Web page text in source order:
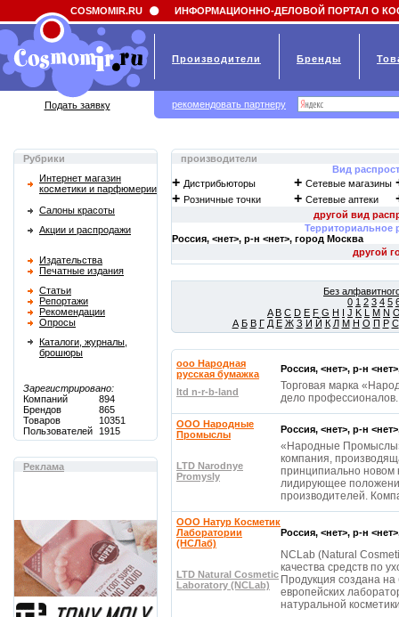
Field 'news_title' doesn't have a default value
Рубрики
Интернет магазин
косметики и парфюмерии
Салоны красоты
Акции и распродажи
Издательства
Печатные издания
Статьи
Репортажи
Рекомендации
Опросы
Каталоги, журналы,
брошюры
Зарегистрировано:
Компаний
894
Брендов
865
Товаров
10351
Пользователей
1915
Реклама
производители
Вид
+ Дистрибьюторы + Сетевые магазины
+ Розничные точки + Сетевые аптеки
Территориальное
Россия, <нет>, р-н <нет>, город Москва
Без
0 1 2 3 4 5
A B C D E F G H I J K L M N
А Б В Г Д Е Ж З И Й К Л М Н О П Р С
ооо Народная
русская бумажка
Россия, <нет>, р-н
ltd n-r-b-land
Торговая марка
дело
OOO Народные
Промыслы
Россия, <нет>, р-н
LTD Narodnye
Promysly
«Народные
компания,
принципиально новом
лидирующее
производителей.
ООО Натур Косметик
Лаборатории
(НСЛаб)
Россия, <нет>, р-н
LTD Natural Cosmetic
Laboratory (NCLab)
NCLab (Natural
качества средств по
Продукция создана
европейских
натуральной
COSMOMIR.RU ИНФОРМАЦИОННО-ДЕЛОВОЙ ПОРТАЛ О
Производители Бренды
Подать заявку рекомендовать партнеру